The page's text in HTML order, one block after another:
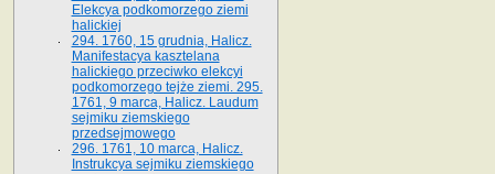
Elekcya podkomorzego ziemi
halickiej
294. 1760, 15 grudnia, Halicz.
Manifestacya kasztelana
halickiego przeciwko elekcyi
podkomorzego tejże ziemi. 295.
1761, 9 marca, Halicz. Laudum
sejmiku ziemskiego
przedsejmowego
296. 1761, 10 marca, Halicz.
Instrukcya sejmiku ziemskiego